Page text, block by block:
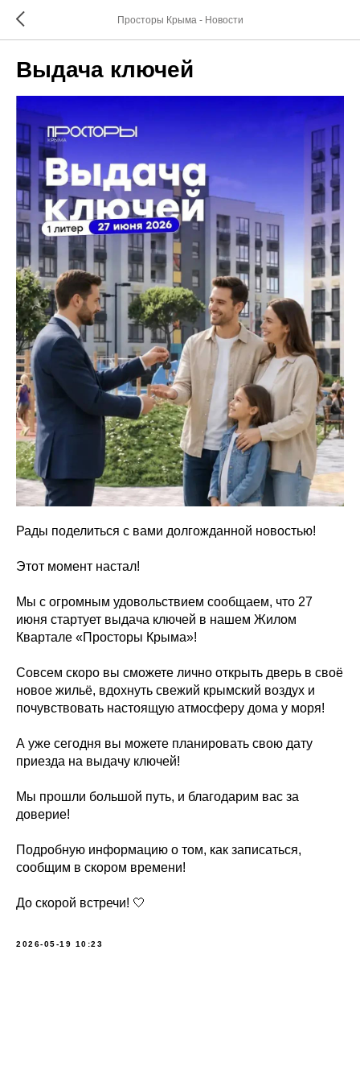
Просторы Крыма - Новости
Выдача ключей
Рады поделиться с вами долгожданной новостью!
Этот момент настал!
Мы с огромным удовольствием сообщаем, что 27
июня стартует выдача ключей в нашем Жилом
Квартале «Просторы Крыма»!
Совсем скоро вы сможете лично открыть дверь в своё
новое жильё, вдохнуть свежий крымский воздух и
почувствовать настоящую атмосферу дома у моря!
А уже сегодня вы можете планировать свою дату
приезда на выдачу ключей!
Мы прошли большой путь, и благодарим вас за
доверие!
Подробную информацию о том, как записаться,
сообщим в скором времени!
До скорой встречи! 🤍
2026-05-19 10:23